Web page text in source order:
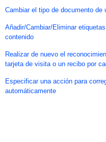
Cambiar el tipo de documento
Añadir/Cambiar/Eliminar
contenido
Realizar de nuevo el
tarjeta de visita o un recibo por
Especificar una acción para
automáticamente